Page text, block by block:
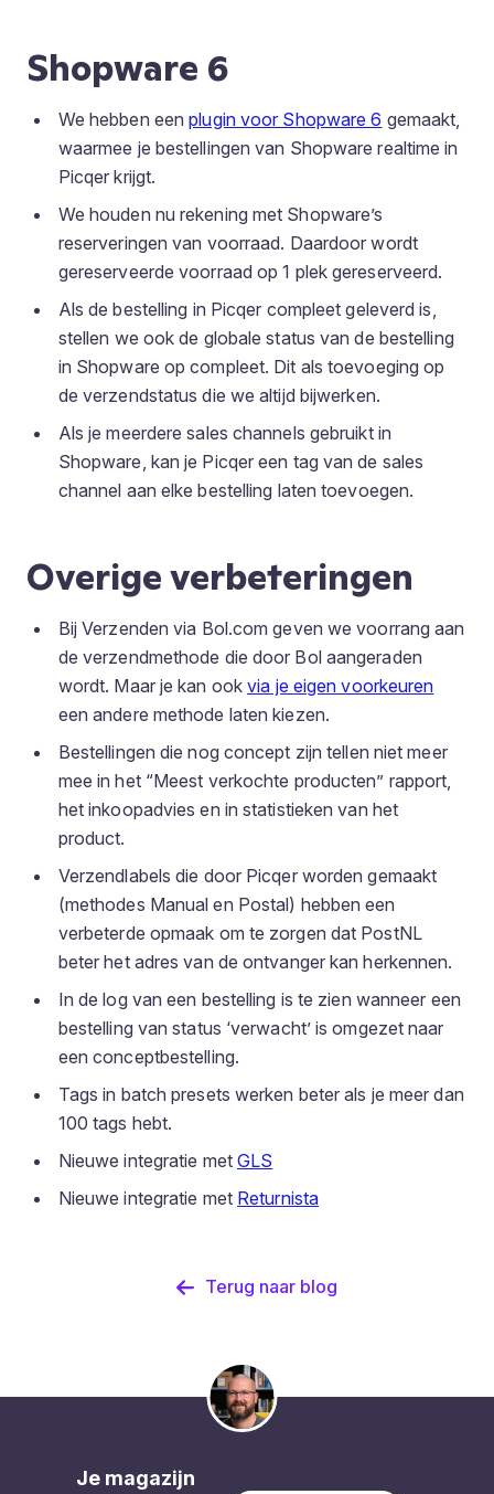
Shopware 6
We hebben eenplugin voor Shopware 6 gemaakt,
waarmee je bestellingen van Shopware realtime in
Picqer krijgt.
We houden nu rekening met Shopware’s
reserveringen van voorraad. Daardoor wordt
gereserveerde voorraad op 1 plek gereserveerd.
Als de bestelling in Picqer compleet geleverd is,
stellen we ook de globale status van de bestelling
in Shopware op compleet. Dit als toevoeging op
de verzendstatus die we altijd bijwerken.
Als je meerdere sales channels gebruikt in
Shopware, kan je Picqer een tag van de sales
channel aan elke bestelling laten toevoegen.
Overige verbeteringen
Bij Verzenden via Bol.com geven we voorrang aan
de verzendmethode die door Bol aangeraden
wordt. Maar je kan ookvia je eigen voorkeuren
een andere methode laten kiezen.
Bestellingen die nog concept zijn tellen niet meer
mee in het “Meest verkochte producten” rapport,
het inkoopadvies en in statistieken van het
product.
Verzendlabels die door Picqer worden gemaakt
(methodes Manual en Postal) hebben een
verbeterde opmaak om te zorgen dat PostNL
beter het adres van de ontvanger kan herkennen.
In de log van een bestelling is te zien wanneer een
bestelling van status ‘verwacht’ is omgezet naar
een conceptbestelling.
Tags in batch presets werken beter als je meer dan
100 tags hebt.
Nieuwe integratie met GLS
Nieuwe integratie met Returnista
Terug naar blog
Je magazijn